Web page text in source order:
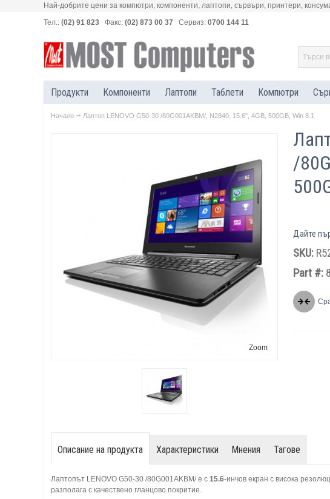
Най-добрите цени за компютри, компоненти, лаптопи, сървъри, принтери,
Тел.: (02) 91 823 Факс: (02) 873 00 37 Сервиз: 0700 144 11
Продукти Компоненти Лаптопи Таблети Компютри
Начало Лаптоп LENOVO G50-30 /80G001AKBM/, N2840, 15.6", 4GB, 500GB, Win 8.1
Zoom
/
Дайте
SKU:
Part #:
Описание на продукта Характеристики Мнения Тагове
Лаптопът LENOVO G50-30 /80G001AKBM/ е с 15.6-инчов екран с висока
разполага с качествено гланцово покритие.